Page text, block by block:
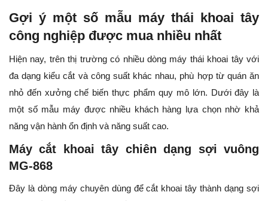
Gợi ý một số mẫu máy thái khoai tây
công nghiệp được mua nhiều nhất
Hiện nay, trên thị trường có nhiều dòng máy thái khoai tây với
đa dạng kiểu cắt và công suất khác nhau, phù hợp từ quán ăn
nhỏ đến xưởng chế biến thực phẩm quy mô lớn. Dưới đây là
một số mẫu máy được nhiều khách hàng lựa chọn nhờ khả
năng vận hành ổn định và năng suất cao.
Máy cắt khoai tây chiên dạng sợi vuông
MG-868
Đây là dòng máy chuyên dùng để cắt khoai tây thành dạng sợi